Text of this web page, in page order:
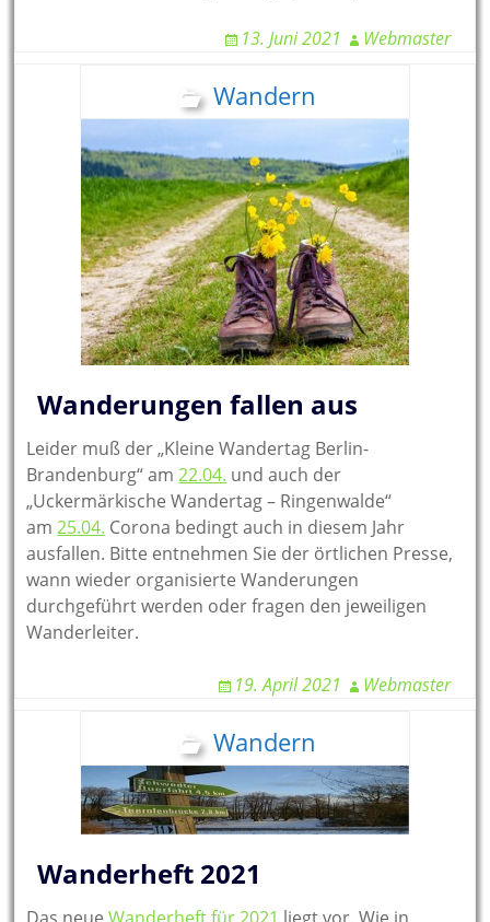
13. Juni 2021 Webmaster
Wandern
Wanderungen fallen aus
Leider muß der „Kleine Wandertag Berlin-
Brandenburg“ am22.04. und auch der
„Uckermärkische Wandertag – Ringenwalde“
am25.04. Corona bedingt auch in diesem Jahr
ausfallen. Bitte entnehmen Sie der örtlichen Presse,
wann wieder organisierte Wanderungen
durchgeführt werden oder fragen den jeweiligen
Wanderleiter.
19. April 2021 Webmaster
Wandern
Wanderheft 2021